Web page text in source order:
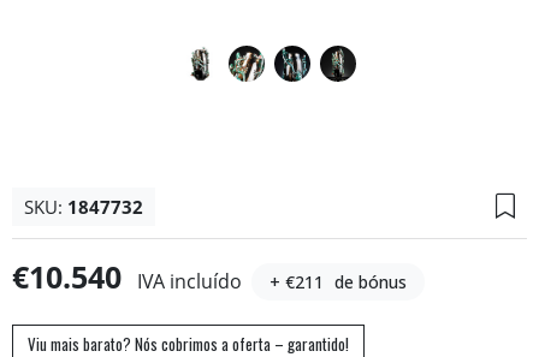
SKU: 1847732
€10.540 IVA incluído + €211 de bónus
Viu mais barato? Nós cobrimos a oferta – garantido!